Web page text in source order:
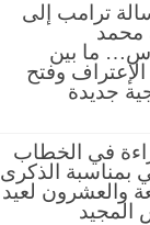
ترامب إلى
محمد
ما بين
وفتح
جديدة
في الخطاب
بمناسبة الذكرى
والعشرون لعيد
المجيد